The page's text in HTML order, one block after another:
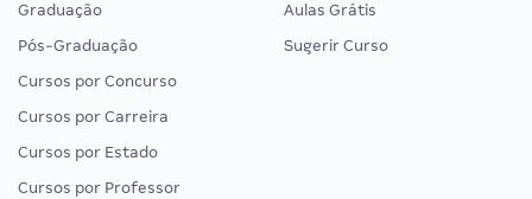
Graduação
Pós-Graduação
Cursos por Concurso
Cursos por Carreira
Cursos por Estado
Cursos por Professor
Aulas Grátis
Sugerir Curso